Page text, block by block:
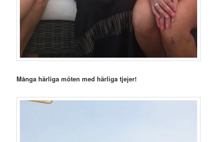
Många härliga möten med härliga tjejer!